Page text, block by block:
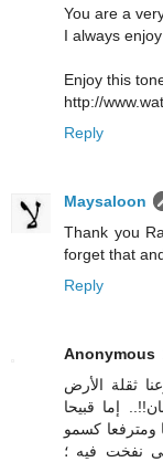
You are a
I always
Enjoy this
http://
Reply
Maysaloon
Thank you
forget that
Reply
Anonymous
ثقلة الأرض
إما قبيحا
ومترفعا كسمو
نفخت فيه ؛